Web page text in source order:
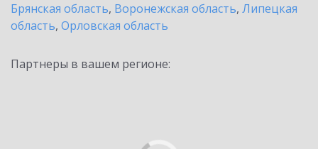
Брянская область, Воронежская область, Липецкая
область, Орловская область
Партнеры в вашем регионе: